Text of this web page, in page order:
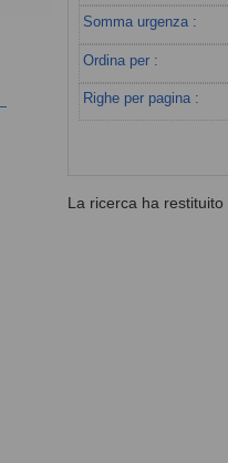
Somma urgenza :
Ordina per :
Righe per pagina :
La ricerca ha restituito